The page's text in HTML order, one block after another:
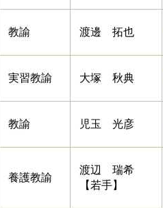
教諭 渡邊 拓也
実習教諭 大塚 秋典
教諭 児玉 光彦
養護教諭
渡辺 瑞希
【若手】